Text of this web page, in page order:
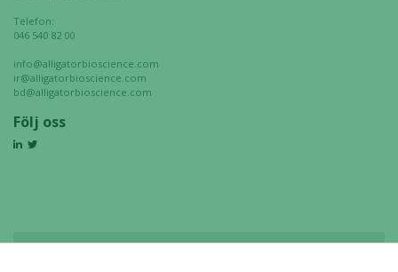
Telefon:
046 540 82 00
info@alligatorbioscience.com
ir@alligatorbioscience.com
bd@alligatorbioscience.com
Följ oss